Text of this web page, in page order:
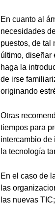
En cuanto al
necesidades
puestos, de tal
último, diseñar
haga la
de irse
originando
Otras
tiempos para
intercambio de
la tecnología
En el caso de
las
las nuevas